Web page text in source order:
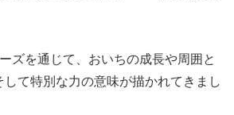
ズを通じて、おいちの成長や周囲と
て特別な力の意味が描かれてきまし